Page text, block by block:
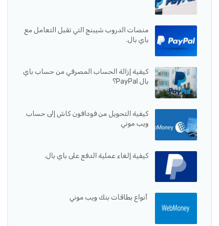
منصات الدروب شيبنج التي تقبل التعامل مع
باي بال.
كيفية إزالة الحساب المصرفي من حساب باي
بال PayPal؟
كيفية التحويل من فودافون كاش إلى حساب
ويب موني
كيفية إلغاء عملية الدفع على باي بال.
أنواع بطاقات بنك ويب موني